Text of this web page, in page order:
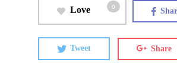
Love 0
Tweet Share